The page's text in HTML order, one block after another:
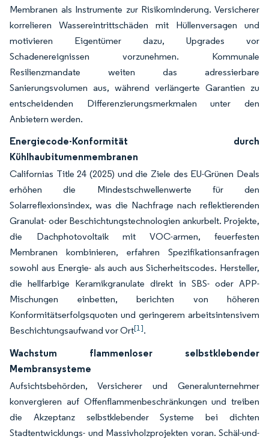
Membranen als Instrumente zur Risikominderung. Versicherer
korrelieren Wassereintrittschäden mit Hüllenversagen und
motivieren Eigentümer dazu, Upgrades vor
Schadenereignissen vorzunehmen. Kommunale
Resilienzmandate weiten das adressierbare
Sanierungsvolumen aus, während verlängerte Garantien zu
entscheidenden Differenzierungsmerkmalen unter den
Anbietern werden.
Energiecode-Konformität durch
Kühlhaubitumenmembranen
Californias Title 24 (2025) und die Ziele des EU-Grünen Deals
erhöhen die Mindestschwellenwerte für den
Solarreflexionsindex, was die Nachfrage nach reflektierenden
Granulat- oder Beschichtungstechnologien ankurbelt. Projekte,
die Dachphotovoltaik mit VOC-armen, feuerfesten
Membranen kombinieren, erfahren Spezifikationsanfragen
sowohl aus Energie- als auch aus Sicherheitscodes. Hersteller,
die hellfarbige Keramikgranulate direkt in SBS- oder APP-
Mischungen einbetten, berichten von höheren
Konformitätserfolgsquoten und geringerem arbeitsintensivem
Beschichtungsaufwand vor Ort[1].
Wachstum flammenloser selbstklebender
Membransysteme
Aufsichtsbehörden, Versicherer und Generalunternehmer
konvergieren auf Offenflammenbeschränkungen und treiben
die Akzeptanz selbstklebender Systeme bei dichten
Stadtentwicklungs- und Massivholzprojekten voran. Schäl-und-